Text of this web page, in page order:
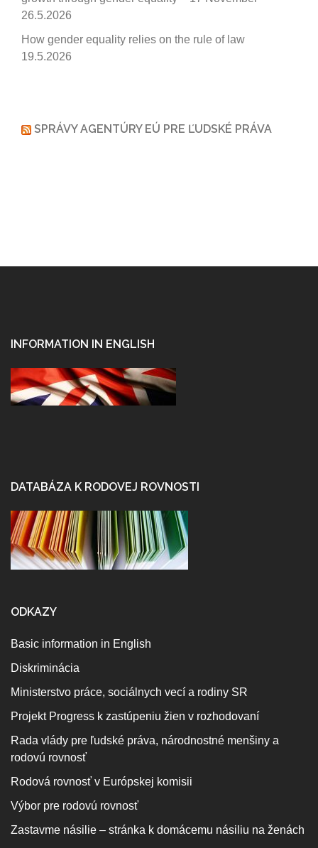
26.5.2026
How gender equality relies on the rule of law
19.5.2026
SPRÁVY AGENTÚRY EÚ PRE ĽUDSKÉ PRÁVA
INFORMATION IN ENGLISH
DATABÁZA K RODOVEJ ROVNOSTI
ODKAZY
Basic information in English
Diskriminácia
Ministerstvo práce, sociálnych vecí a rodiny SR
Projekt Progress k zastúpeniu žien v rozhodovaní
Rada vlády pre ľudské práva, národnostné menšiny a
rodovú rovnosť
Rodová rovnosť v Európskej komisii
Výbor pre rodovú rovnosť
Zastavme násilie – stránka k domácemu násiliu na ženách